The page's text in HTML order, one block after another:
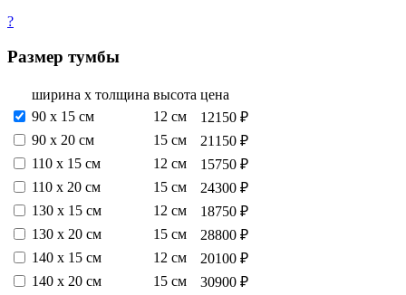
?
Размер тумбы
ширина х толщина высота цена
90 х 15 см
12 см
12150 ₽
90 х 20 см
15 см
21150 ₽
110 х 15 см
12 см
15750 ₽
110 х 20 см
15 см
24300 ₽
130 х 15 см
12 см
18750 ₽
130 х 20 см
15 см
28800 ₽
140 х 15 см
12 см
20100 ₽
140 х 20 см
15 см
30900 ₽